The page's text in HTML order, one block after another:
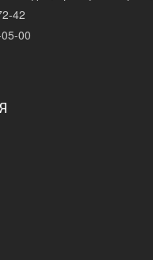
42
00